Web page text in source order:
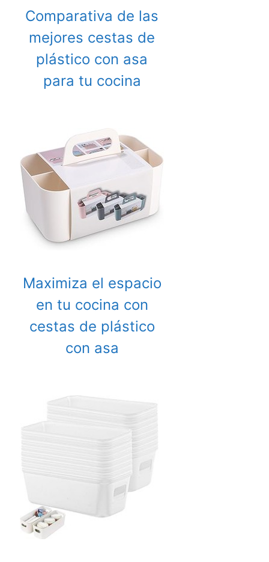
Comparativa de las
mejores cestas de
plástico con asa
para tu cocina
Maximiza el espacio
en tu cocina con
cestas de plástico
con asa